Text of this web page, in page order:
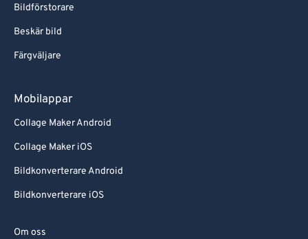
Bildförstorare
Beskär bild
Färgväljare
Mobilappar
Collage Maker Android
Collage Maker iOS
Bildkonverterare Android
Bildkonverterare iOS
Om oss